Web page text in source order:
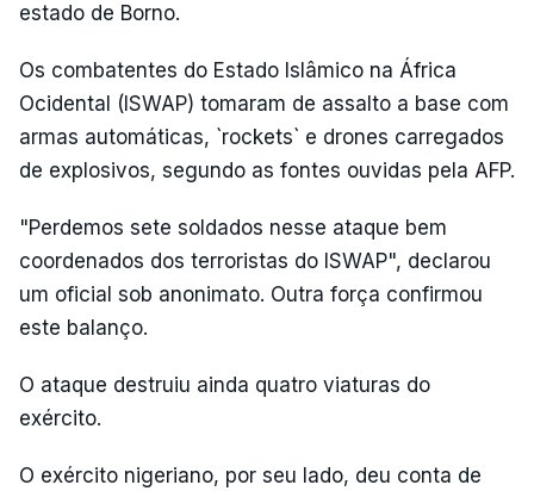
estado de Borno.
Os combatentes do Estado Islâmico na África
Ocidental (ISWAP) tomaram de assalto a base com
armas automáticas, `rockets` e drones carregados
de explosivos, segundo as fontes ouvidas pela AFP.
"Perdemos sete soldados nesse ataque bem
coordenados dos terroristas do ISWAP", declarou
um oficial sob anonimato. Outra força confirmou
este balanço.
O ataque destruiu ainda quatro viaturas do
exército.
O exército nigeriano, por seu lado, deu conta de